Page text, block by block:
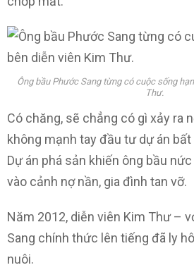
Ông bầu Phước Sang từng có cuộc sống
Thư.
Có chăng, sẽ chẳng có gì xảy ra
không mạnh tay đầu tư dự án
Dự án phá sản khiến ông bầu
vào cảnh nợ nần, gia đình tan vỡ.
Năm 2012, diễn viên Kim Thư –
Sang chính thức lên tiếng đã ly
nuôi.